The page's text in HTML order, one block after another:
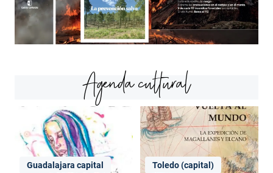
Agenda cultural
Guadalajara capital Toledo (capital)